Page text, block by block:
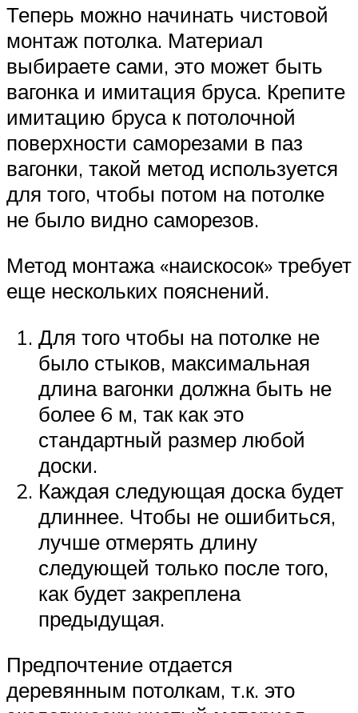
Теперь можно начинать чистовой
монтаж потолка. Материал
выбираете сами, это может быть
вагонка и имитация бруса. Крепите
имитацию бруса к потолочной
поверхности саморезами в паз
вагонки, такой метод используется
для того, чтобы потом на потолке
не было видно саморезов.
Метод монтажа «наискосок» требует
еще нескольких пояснений.
Для того чтобы на потолке не
было стыков, максимальная
длина вагонки должна быть не
более 6 м, так как это
стандартный размер любой
доски.
Каждая следующая доска будет
длиннее. Чтобы не ошибиться,
лучше отмерять длину
следующей только после того,
как будет закреплена
предыдущая.
Предпочтение отдается
деревянным потолкам, т.к. это